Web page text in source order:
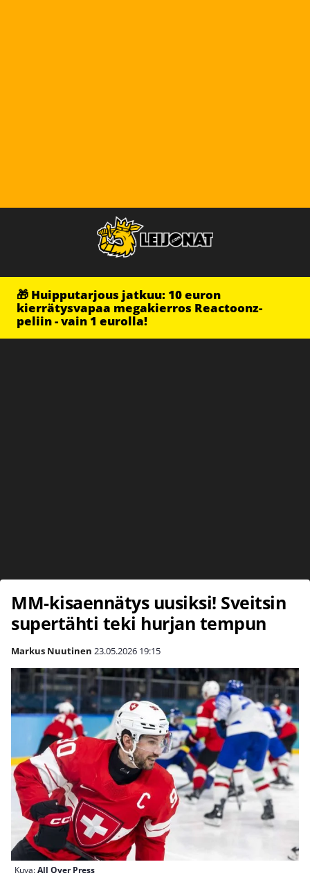
🎁 Huipputarjous jatkuu: 10 euron
kierrätysvapaa megakierros Reactoonz-
peliin - vain 1 eurolla!
MM-kisaennätys uusiksi! Sveitsin
supertähti teki hurjan tempun
Markus Nuutinen 23.05.2026 19:15
Kuva:All Over Press